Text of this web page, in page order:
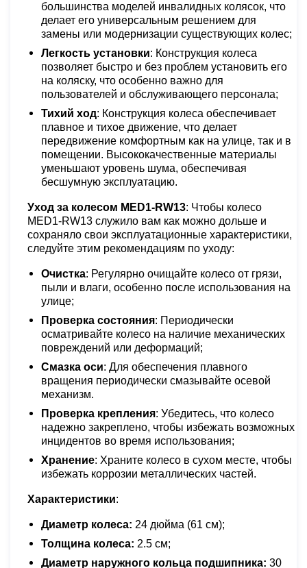
большинства моделей инвалидных колясок, что
делает его универсальным решением для
замены или модернизации существующих колес;
Легкость установки: Конструкция колеса
позволяет быстро и без проблем установить его
на коляску, что особенно важно для
пользователей и обслуживающего персонала;
Тихий ход: Конструкция колеса обеспечивает
плавное и тихое движение, что делает
передвижение комфортным как на улице, так и в
помещении. Высококачественные материалы
уменьшают уровень шума, обеспечивая
бесшумную эксплуатацию.
Уход за колесом MED1-RW13: Чтобы колесо
MED1-RW13 служило вам как можно дольше и
сохраняло свои эксплуатационные характеристики,
следуйте этим рекомендациям по уходу:
Очистка: Регулярно очищайте колесо от грязи,
пыли и влаги, особенно после использования на
улице;
Проверка состояния: Периодически
осматривайте колесо на наличие механических
повреждений или деформаций;
Смазка оси: Для обеспечения плавного
вращения периодически смазывайте осевой
механизм.
Проверка крепления: Убедитесь, что колесо
надежно закреплено, чтобы избежать возможных
инцидентов во время использования;
Хранение: Храните колесо в сухом месте, чтобы
избежать коррозии металлических частей.
Характеристики:
Диаметр колеса: 24 дюйма (61 см);
Толщина колеса: 2.5 см;
Диаметр наружного кольца подшипника: 30